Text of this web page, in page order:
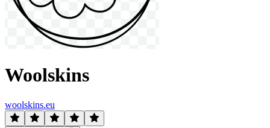
Woolskins
woolskins.eu